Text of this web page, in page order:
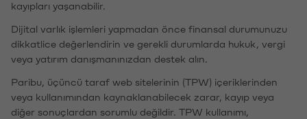
kayıpları yaşanabilir.
Dijital varlık işlemleri yapmadan önce finansal durumunuzu
dikkatlice değerlendirin ve gerekli durumlarda hukuk, vergi
veya yatırım danışmanınızdan destek alın.
Paribu, üçüncü taraf web sitelerinin (TPW) içeriklerinden
veya kullanımından kaynaklanabilecek zarar, kayıp veya
diğer sonuçlardan sorumlu değildir. TPW kullanımı,